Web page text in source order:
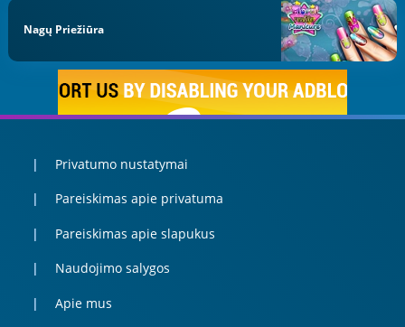
Nagų Priežiūra
Privatumo nustatymai
Pareiskimas apie privatuma
Pareiskimas apie slapukus
Naudojimo salygos
Apie mus